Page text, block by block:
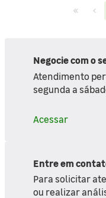
Negocie com o
Atendimento
segunda a
Acessar
Entre em
Para solicitar
ou realizar